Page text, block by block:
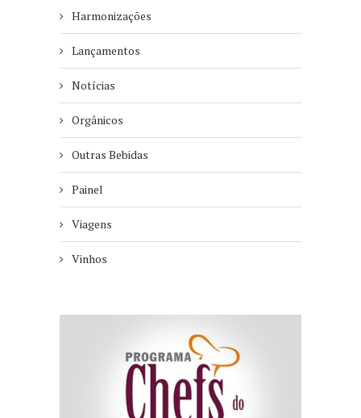
Harmonizações
Lançamentos
Notícias
Orgânicos
Outras Bebidas
Painel
Viagens
Vinhos